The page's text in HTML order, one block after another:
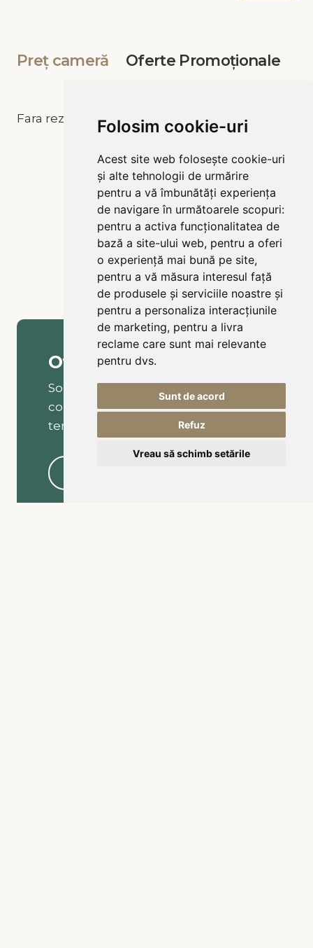
Folosim cookie-uri
Acest site web folosește cookie-uri
și alte tehnologii de urmărire
pentru a vă îmbunătăți experiența
de navigare în următoarele scopuri:
pentru a activa funcționalitatea de
bază a site-ului web, pentru a oferi
o experiență mai bună pe site,
pentru a vă măsura interesul față
de produsele și serviciile noastre și
pentru a personaliza interacțiunile
de marketing, pentru a livra
reclame care sunt mai relevante
pentru dvs.
Sunt de acord
Refuz
Vreau să schimb setările
Preț cameră Oferte Promoționale
Fara rezultat
Ofertă personalizată
Solicitați o ofertă personalizată și
colegul nostru vă va contacta în
termen de 1 oră.